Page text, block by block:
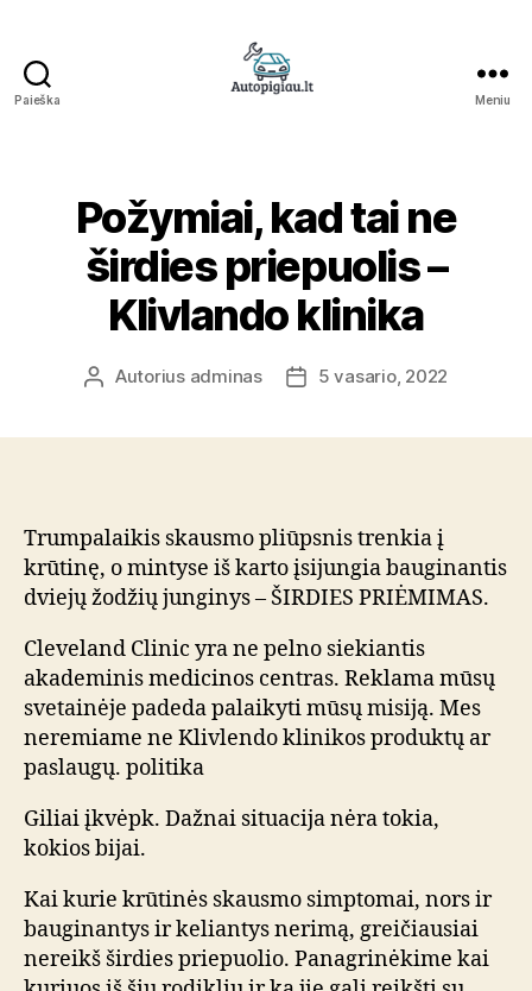
Paieška Meniu
Požymiai, kad tai ne
širdies priepuolis –
Klivlando klinika
ĮrašoAutorius adminas
Įrašo5 vasario, 2022
Trumpalaikis skausmo pliūpsnis trenkia į
krūtinę, o mintyse iš karto įsijungia bauginantis
dviejų žodžių junginys – ŠIRDIES PRIĖMIMAS.
Cleveland Clinic yra ne pelno siekiantis
akademinis medicinos centras. Reklama mūsų
svetainėje padeda palaikyti mūsų misiją. Mes
neremiame ne Klivlendo klinikos produktų ar
paslaugų. politika
Giliai įkvėpk. Dažnai situacija nėra tokia,
kokios bijai.
Kai kurie krūtinės skausmo simptomai, nors ir
bauginantys ir keliantys nerimą, greičiausiai
nereikš širdies priepuolio. Panagrinėkime kai